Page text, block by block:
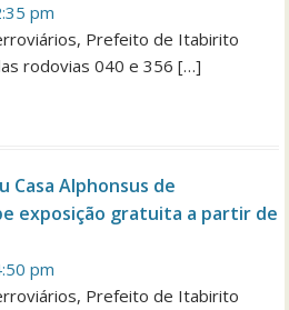
pm
Prefeito de Itabirito
rodovias 040 e 356 […]
Casa Alphonsus de
exposição gratuita a partir de
pm
Prefeito de Itabirito